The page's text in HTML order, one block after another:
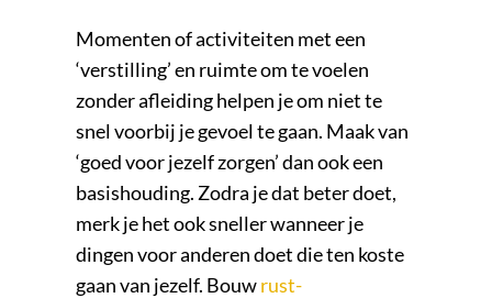
Momenten of activiteiten met een
‘verstilling’ en ruimte om te voelen
zonder afleiding helpen je om niet te
snel voorbij je gevoel te gaan. Maak van
‘goed voor jezelf zorgen’ dan ook een
basishouding. Zodra je dat beter doet,
merk je het ook sneller wanneer je
dingen voor anderen doet die ten koste
gaan van jezelf. Bouwrust-